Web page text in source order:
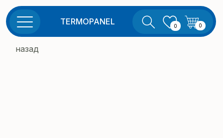
0
TERMOPANEL
назад